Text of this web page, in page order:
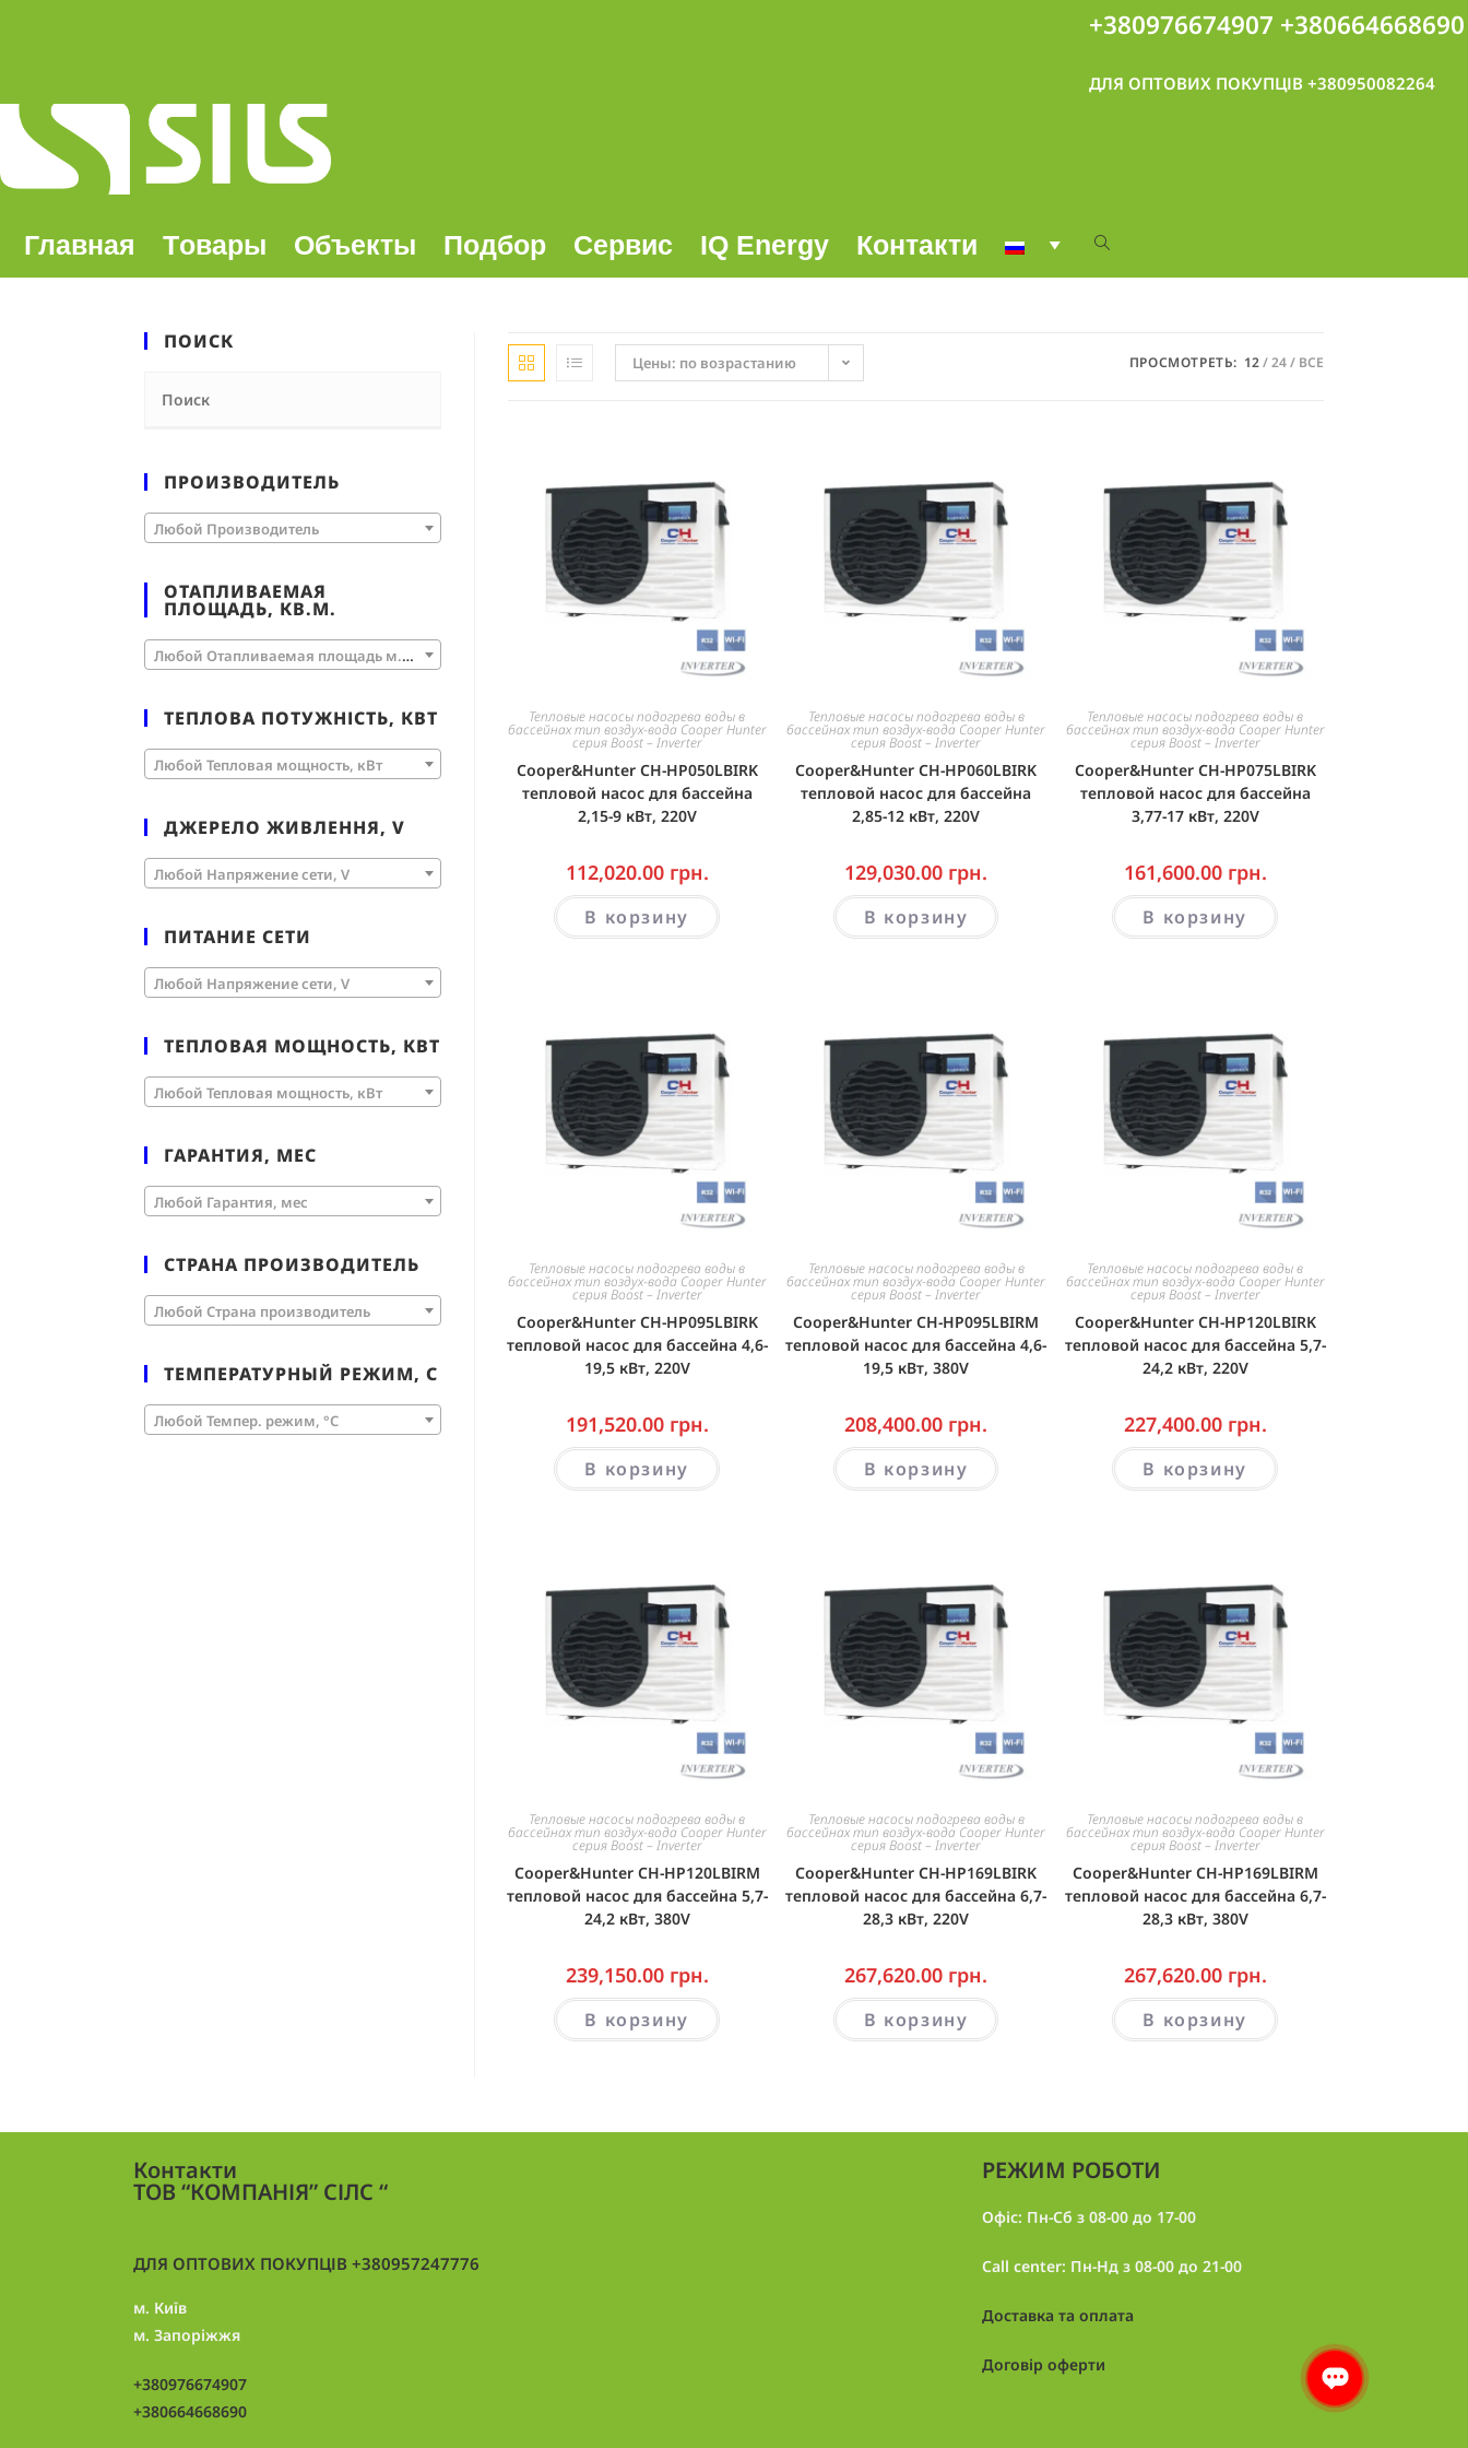
+380976674907 +380664668690
ДЛЯ ОПТОВИХ ПОКУПЦІВ +380950082264
Главная Tовары Oбъекты Подбор Сервис IQ Energy Контакти
Цены: по возрастанию ПРОСМОТРЕТЬ: 12 24 ВСЕ
Тепловые насосы подогрева воды в
бассейнах тип воздух-вода Cooper Hunter
серия Boost – Inverter
Cooper&Hunter CH-HP050LBIRK
тепловой насос для бассейна
2,15-9 кВт, 220V
112,020.00 грн.
В корзину
Тепловые насосы подогрева воды в
бассейнах тип воздух-вода Cooper Hunter
серия Boost – Inverter
Cooper&Hunter CH-HP060LBIRK
тепловой насос для бассейна
2,85-12 кВт, 220V
129,030.00 грн.
В корзину
Тепловые насосы подогрева воды в
бассейнах тип воздух-вода Cooper Hunter
серия Boost – Inverter
Cooper&Hunter CH-HP075LBIRK
тепловой насос для бассейна
3,77-17 кВт, 220V
161,600.00 грн.
В корзину
Тепловые насосы подогрева воды в
бассейнах тип воздух-вода Cooper Hunter
серия Boost – Inverter
Cooper&Hunter CH-HP095LBIRK
тепловой насос для бассейна 4,6-
19,5 кВт, 220V
191,520.00 грн.
В корзину
Тепловые насосы подогрева воды в
бассейнах тип воздух-вода Cooper Hunter
серия Boost – Inverter
Cooper&Hunter CH-HP095LBIRM
тепловой насос для бассейна 4,6-
19,5 кВт, 380V
208,400.00 грн.
В корзину
Тепловые насосы подогрева воды в
бассейнах тип воздух-вода Cooper Hunter
серия Boost – Inverter
Cooper&Hunter CH-HP120LBIRK
тепловой насос для бассейна 5,7-
24,2 кВт, 220V
227,400.00 грн.
В корзину
Тепловые насосы подогрева воды в
бассейнах тип воздух-вода Cooper Hunter
серия Boost – Inverter
Cooper&Hunter CH-HP120LBIRM
тепловой насос для бассейна 5,7-
24,2 кВт, 380V
239,150.00 грн.
В корзину
Тепловые насосы подогрева воды в
бассейнах тип воздух-вода Cooper Hunter
серия Boost – Inverter
Cooper&Hunter CH-HP169LBIRK
тепловой насос для бассейна 6,7-
28,3 кВт, 220V
267,620.00 грн.
В корзину
Тепловые насосы подогрева воды в
бассейнах тип воздух-вода Cooper Hunter
серия Boost – Inverter
Cooper&Hunter CH-HP169LBIRM
тепловой насос для бассейна 6,7-
28,3 кВт, 380V
267,620.00 грн.
В корзину
ПОИСК
ПРОИЗВОДИТЕЛЬ
Любой Производитель
ОТАПЛИВАЕМАЯ
ПЛОЩАДЬ, КВ.М.
Любой Отапливаемая площадь м.кв.
ТЕПЛОВА ПОТУЖНІСТЬ, КВТ
Любой Тепловая мощность, кВт
ДЖЕРЕЛО ЖИВЛЕННЯ, V
Любой Напряжение сети, V
ПИТАНИЕ СЕТИ
Любой Напряжение сети, V
ТЕПЛОВАЯ МОЩНОСТЬ, КВТ
Любой Тепловая мощность, кВт
ГАРАНТИЯ, МЕС
Любой Гарантия, мес
СТРАНА ПРОИЗВОДИТЕЛЬ
Любой Страна производитель
ТЕМПЕРАТУРНЫЙ РЕЖИМ, С
Любой Темпер. режим, °C
Контакти
ТОВ “КОМПАНІЯ” СІЛС “
ДЛЯ ОПТОВИХ ПОКУПЦІВ +380957247776
м. Київ
м. Запоріжжя
+380976674907
+380664668690
РЕЖИМ РОБОТИ
Офіс: Пн-Сб з 08-00 до 17-00
Call center: Пн-Нд з 08-00 до 21-00
Доставка та оплата
Договір оферти